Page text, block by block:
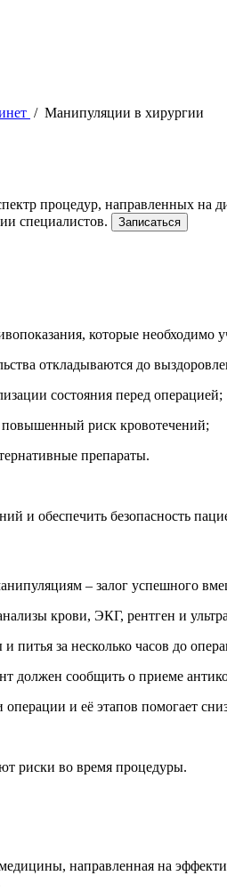
/ Манипуляции в хирургии
процедур, направленных на
специалистов.
Записаться
которые необходимо
откладываются до
состояния перед операцией;
риск кровотечений;
препараты.
и обеспечить безопасность
– залог успешного
крови, ЭКГ, рентген и
питья за несколько часов до
сообщить о приеме
и её этапов помогает
риски во время процедуры.
направленная на